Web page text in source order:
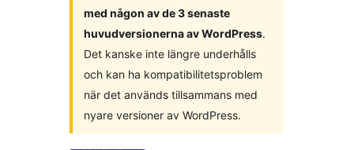
med någon av de 3 senaste
huvudversionerna av WordPress.
Det kanske inte längre underhålls
och kan ha kompatibilitetsproblem
när det används tillsammans med
nyare versioner av WordPress.